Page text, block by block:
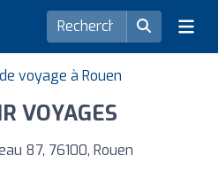
voyage à Rouen
VOYAGES
87, 76100, Rouen